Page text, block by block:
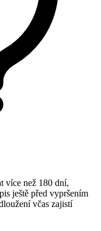
více než 180 dní,
ještě před vypršením
včas zajistí